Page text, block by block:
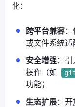
化：
跨平台兼容
或文件系统适
安全增强：
操作（如
功能；
生态扩展：